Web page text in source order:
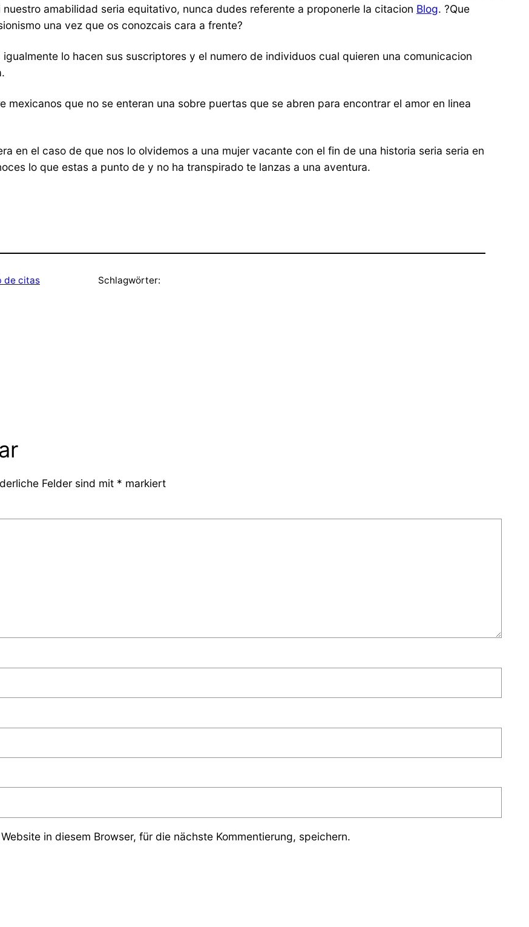
amabilidad seri­a equitativo, nunca dudes referente a proponerle la citacion Blog. ?Que
una vez que os conozcais cara a frente?
lo hacen sus suscriptores y el numero de individuos cual quieren una comunicacion
mexicanos que no se enteran una sobre puertas que se abren para encontrar el amor en linea
en el caso de que nos lo olvidemos a una mujer vacante con el fin de una historia seria seri­a en
lo que estas a punto de y no ha transpirado te lanzas a una aventura.
de citas
Schlagwörter:
Felder sind mit * markiert
in diesem Browser, für die nächste Kommentierung, speichern.